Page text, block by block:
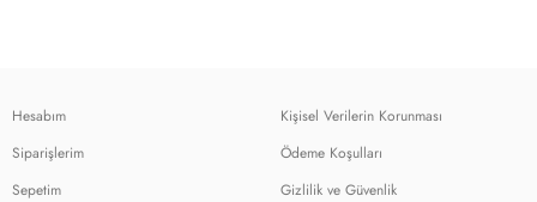
Hesabım
Siparişlerim
Sepetim
Kişisel Verilerin Korunması
Ödeme Koşulları
Gizlilik ve Güvenlik